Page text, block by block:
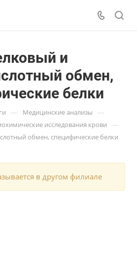
и
обмен,
белки
— Медицинские анализы —
исследования крови —
обмен, специфические белки
в другом филиале